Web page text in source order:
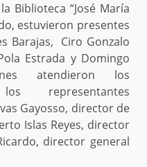
Biblioteca “José María
estuvieron presentes
Barajas, Ciro Gonzalo
Estrada y Domingo
atendieron los
representantes
Gayosso, director de
Islas Reyes, director
director general